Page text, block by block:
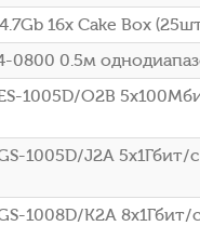
16x Cake Box
0800 0.5м
1005D/O2B
1005D/J2A 5x1Гбит/с
1008D/K2A 8x1Гбит/с